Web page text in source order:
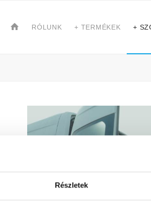
Részletek
RÓLUNK + TERMÉKEK +